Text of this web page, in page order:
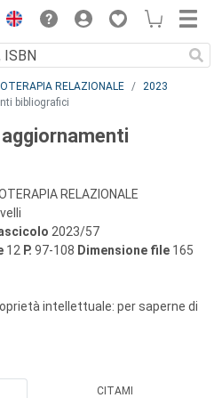
RELAZIONALE
2023
bibliografici
RELAZIONALE
2023/57
12 P. 97-108 Dimensione file 165
intellettuale: per saperne di
CITAMI